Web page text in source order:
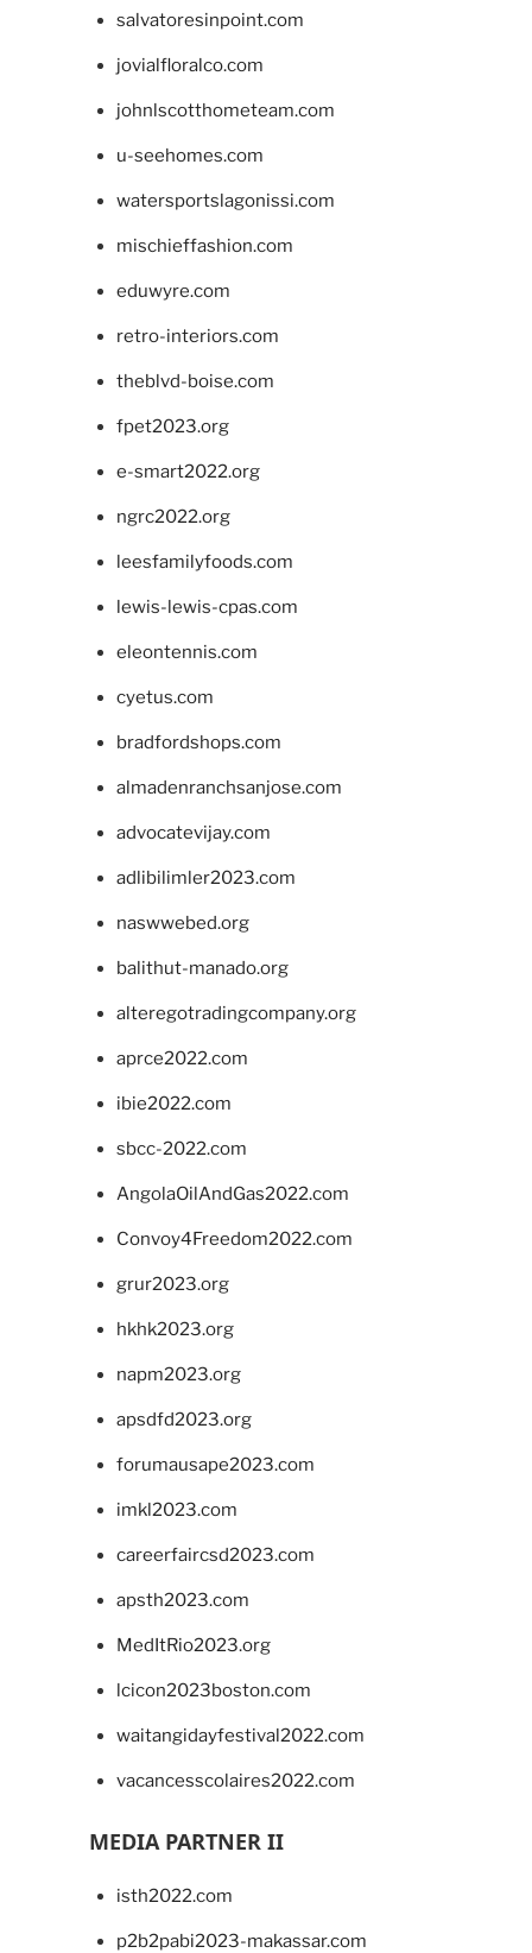
salvatoresinpoint.com
jovialfloralco.com
johnlscotthometeam.com
u-seehomes.com
watersportslagonissi.com
mischieffashion.com
eduwyre.com
retro-interiors.com
theblvd-boise.com
fpet2023.org
e-smart2022.org
ngrc2022.org
leesfamilyfoods.com
lewis-lewis-cpas.com
eleontennis.com
cyetus.com
bradfordshops.com
almadenranchsanjose.com
advocatevijay.com
adlibilimler2023.com
naswwebed.org
balithut-manado.org
alteregotradingcompany.org
aprce2022.com
ibie2022.com
sbcc-2022.com
AngolaOilAndGas2022.com
Convoy4Freedom2022.com
grur2023.org
hkhk2023.org
napm2023.org
apsdfd2023.org
forumausape2023.com
imkl2023.com
careerfaircsd2023.com
apsth2023.com
MedItRio2023.org
lcicon2023boston.com
waitangidayfestival2022.com
vacancesscolaires2022.com
MEDIA PARTNER II
isth2022.com
p2b2pabi2023-makassar.com